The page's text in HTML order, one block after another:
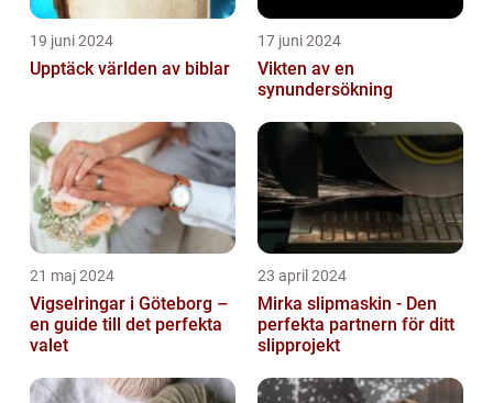
19 juni 2024
Upptäck världen av biblar
17 juni 2024
Vikten av en
synundersökning
21 maj 2024
Vigselringar i Göteborg –
en guide till det perfekta
valet
23 april 2024
Mirka slipmaskin - Den
perfekta partnern för ditt
slipprojekt